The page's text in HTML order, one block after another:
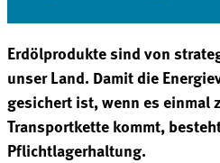
Erdölprodukte sind von
unser Land. Damit die
gesichert ist, wenn es einmal
Transportkette kommt,
Pflichtlagerhaltung.